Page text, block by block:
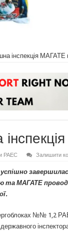
інспекція
РАЕС Залишити
та МАГАТЕ
№№ 1,2